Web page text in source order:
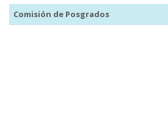
Comisión de Posgrados